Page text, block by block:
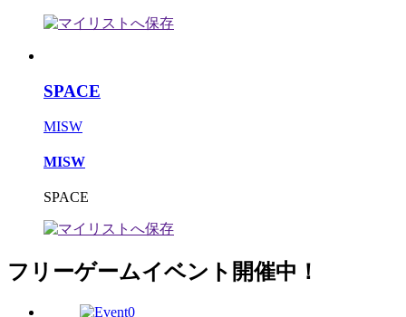
SPACE
MISW
MISW
SPACE
フリーゲームイベント開催中！